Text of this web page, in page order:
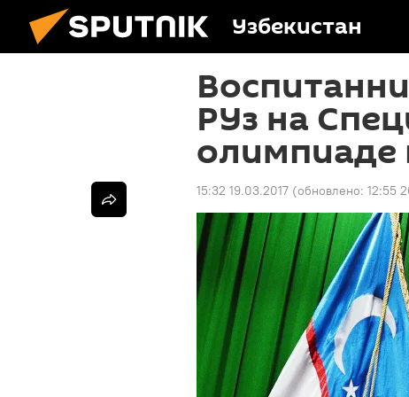
Узбекистан
РУз на
олимпиаде
15:32 19.03.2017 (обновлено: 12:55